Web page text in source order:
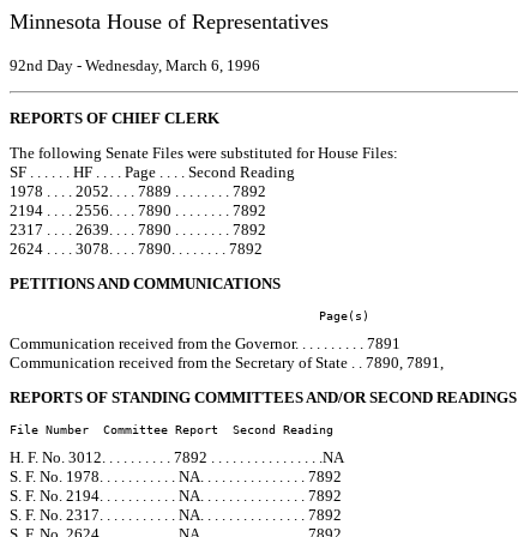
Minnesota House of Representatives
92nd Day - Wednesday, March 6, 1996
REPORTS OF CHIEF CLERK
The following Senate Files were substituted for House Files:
SF . . . . . . HF . . . . Page . . . . Second Reading
1978 . . . . 2052. . . . 7889 . . . . . . . . 7892
2194 . . . . 2556. . . . 7890 . . . . . . . . 7892
2317 . . . . 2639. . . . 7890 . . . . . . . . 7892
2624 . . . . 3078. . . . 7890. . . . . . . . 7892
PETITIONS AND COMMUNICATIONS
                                           Page(s)
Communication received from the Governor. . . . . . . . . . 7891
Communication received from the Secretary of State . . 7890, 7891,
REPORTS OF STANDING COMMITTEES AND/OR SECOND READINGS
File Number  Committee Report  Second Reading
H. F. No. 3012. . . . . . . . . . 7892 . . . . . . . . . . . . . . . .NA
S. F. No. 1978. . . . . . . . . . . NA. . . . . . . . . . . . . . . 7892
S. F. No. 2194. . . . . . . . . . . NA. . . . . . . . . . . . . . . 7892
S. F. No. 2317. . . . . . . . . . . NA. . . . . . . . . . . . . . . 7892